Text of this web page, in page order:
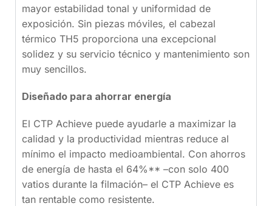
mayor estabilidad tonal y uniformidad de
exposición. Sin piezas móviles, el cabezal
térmico TH5 proporciona una excepcional
solidez y su servicio técnico y mantenimiento son
muy sencillos.
Diseñado para ahorrar energía
El CTP Achieve puede ayudarle a maximizar la
calidad y la productividad mientras reduce al
mínimo el impacto medioambiental. Con ahorros
de energía de hasta el 64%** –con solo 400
vatios durante la filmación– el CTP Achieve es
tan rentable como resistente.